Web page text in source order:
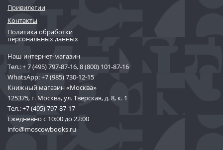
Привилегии
Контакты
Политика обработки
персональных данных
Наш интернет-магазин
Тел.:+ 7 (495) 797-87-16,8 (800) 101-87-16
WhatsApp:+7 (985) 730-12-15
Книжный магазин «Москва»
125375, г. Москва, ул. Тверская, д. 8, к. 1
Тел.:+7 (495) 797-87-17
Ежедневно с 10:00 до 22:00
info@moscowbooks.ru